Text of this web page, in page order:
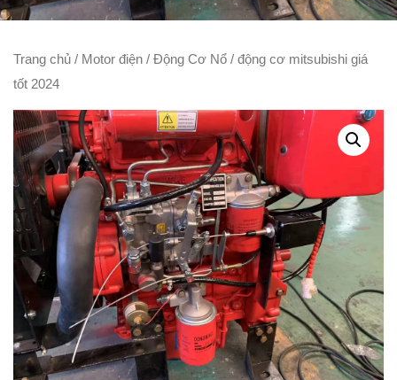
Trang chủ / Motor điện / Động Cơ Nổ / động cơ mitsubishi giá
tốt 2024